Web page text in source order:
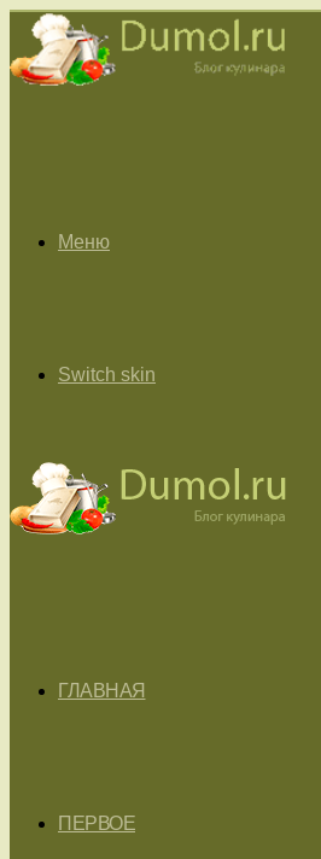
Меню
Switch skin
ГЛАВНАЯ
ПЕРВОЕ